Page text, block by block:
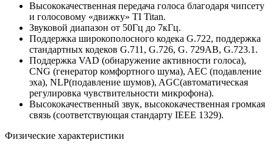
Высококачественная передача голоса благодаря чипсету
и голосовому «движку» TI Titan.
Звуковой диапазон от 50Гц до 7кГц.
Поддержка широкополосного кодека G.722, поддержка
стандартных кодеков G.711, G.726, G. 729AB, G.723.1.
Поддержка VAD (обнаружение активности голоса),
CNG (генератор комфортного шума), AEC (подавление
эха), NLP(подавление шумов), AGC(автоматическая
регулировка чувствительности микрофона).
Высококачественный звук, высококачественная громкая
связь (соответствующая стандарту IEEE 1329).
Физические характеристики